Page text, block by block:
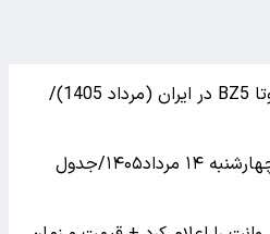
اولین بخشنامه فروش تویوتا BZ5 در ایران (مرداد 1405)/
قیمت خودرو در بازار آزاد چهارشنبه ۱۴ مرداد۱۴۰۵/جدول